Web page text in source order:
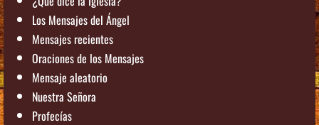
Los Mensajes del Ángel
Mensajes recientes
Oraciones de los Mensajes
Mensaje aleatorio
Nuestra Señora
Profecías